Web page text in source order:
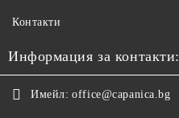
Контакти
Информация за контакти:
Имейл: office@capanica.bg